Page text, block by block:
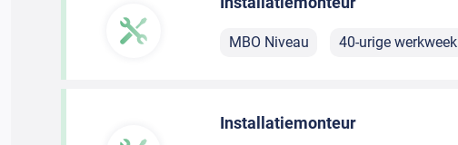
MBO Niveau 40-urige werkweek
Installatiemonteur